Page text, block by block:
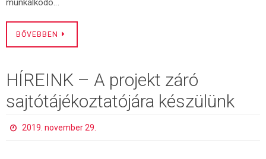
munkálkodó…
BŐVEBBEN
HÍREINK – A projekt záró
sajtótájékoztatójára készülünk
2019. november 29.